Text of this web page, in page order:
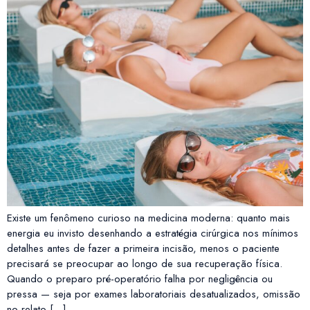
Existe um fenômeno curioso na medicina moderna: quanto mais
energia eu invisto desenhando a estratégia cirúrgica nos mínimos
detalhes antes de fazer a primeira incisão, menos o paciente
precisará se preocupar ao longo de sua recuperação física.
Quando o preparo pré-operatório falha por negligência ou
pressa — seja por exames laboratoriais desatualizados, omissão